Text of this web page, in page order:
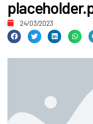
24/03/2023